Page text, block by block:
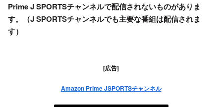
Prime J SPORTSチャンネルで配信されないものがありま
す。（J SPORTSチャンネルでも主要な番組は配信されま
す）
[広告]
Amazon Prime JSPORTSチャンネル